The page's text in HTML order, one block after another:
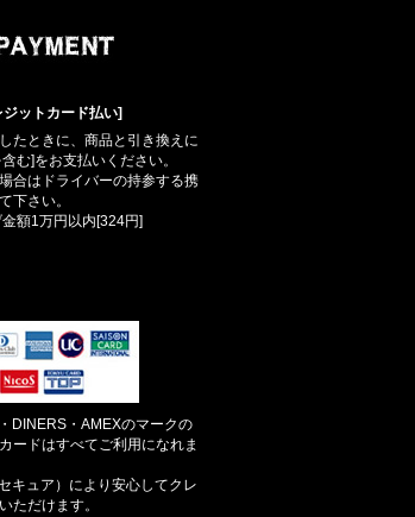
ットカード払い]
たときに、商品と引き換えに
む]をお支払いください。
合はドライバーの持参する携
下さい。
額1万円以内[324円]
DINERS・AMEXのマークの
ードはすべてご利用になれま
キュア）により安心してクレ
ただけます。